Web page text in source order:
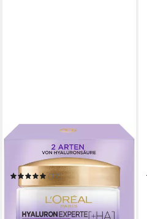
L'ORÉAL PARIS
Nachtcreme Hyaluron
Experte Nachtcreme &
Maske
(17)
6,99 €
(139,80 €/ 1 l)
in 1-2 Werktagen bei dir